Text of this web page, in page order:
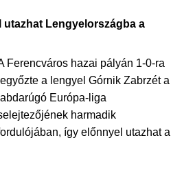
utazhat Lengyelországba a
Ferencváros hazai pályán 1-0-ra
legyőzte a lengyel Górnik Zabrzét a
labdarúgó Európa-liga
harmadik
így előnnyel utazhat a